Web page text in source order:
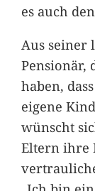
es auch
Aus seiner
Pensionär,
haben,
eigene
wünscht
Eltern ihre